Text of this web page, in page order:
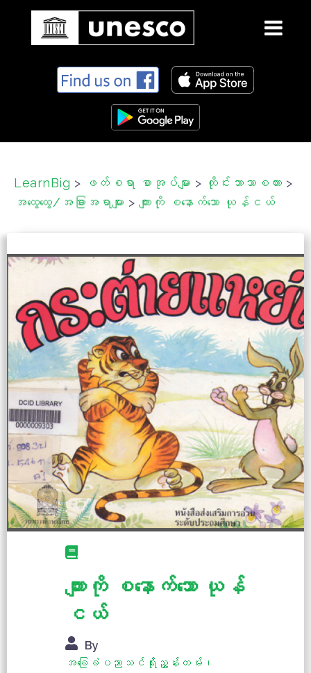
e
LearnBig > ဖတ်စရာ စာအုပ်များ > ထိုင်းဘာသာစကား >
အထွေထွေ/အခြားအရာများ > ကျားကို စနောက်သော ယုန်ငယ်
ကျားကို စနောက်သော ယုန်
ငယ်
By
အခြေခံပညာသင်ရိုးညွှန်းတမ်း၊